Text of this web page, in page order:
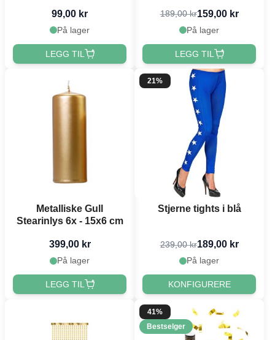
99,00 kr
På lager
LEGG TIL
189,00 kr159,00 kr
På lager
LEGG TIL
Metalliske Gull
Stearinlys 6x - 15x6 cm
399,00 kr
På lager
LEGG TIL
21%
Stjerne tights i blå
239,00 kr189,00 kr
På lager
KONFIGURERE
41%
Bestselger